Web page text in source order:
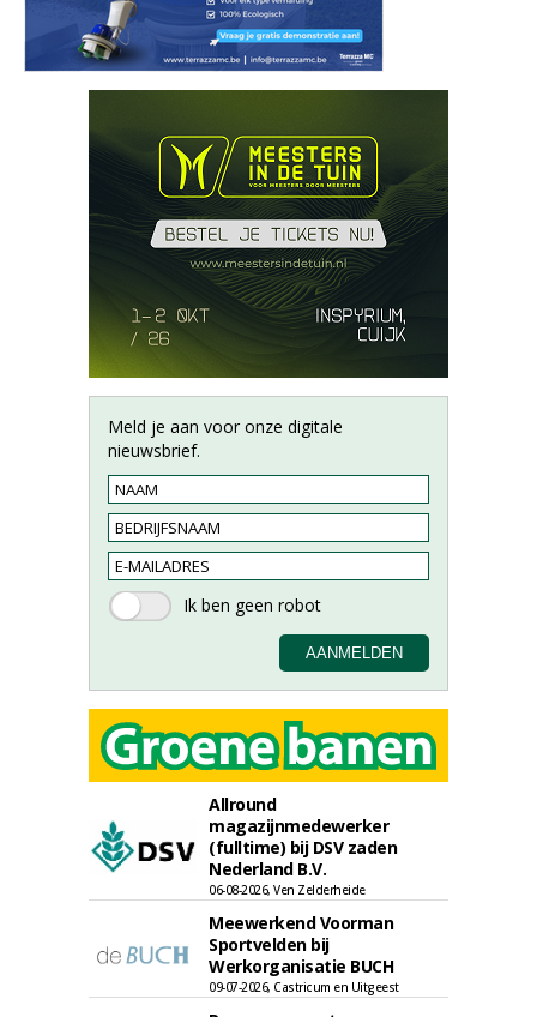
Meld je aan voor onze digitale
nieuwsbrief.
Allround
magazijnmedewerker
(fulltime) bij DSV zaden
Nederland B.V.
06-08-2026, Ven Zelderheide
Meewerkend Voorman
Sportvelden bij
Werkorganisatie BUCH
09-07-2026, Castricum en Uitgeest